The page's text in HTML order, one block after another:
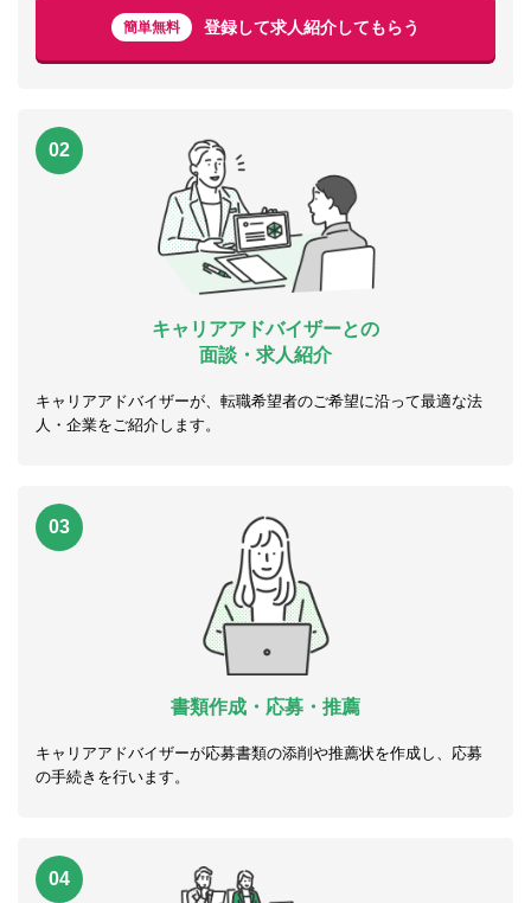
簡単無料 登録して求人紹介してもらう
02
キャリアアドバイザーとの
面談・求人紹介
キャリアアドバイザーが、転職希望者のご希望に沿って最適な法
人・企業をご紹介します。
03
書類作成・応募・推薦
キャリアアドバイザーが応募書類の添削や推薦状を作成し、応募
の手続きを行います。
04